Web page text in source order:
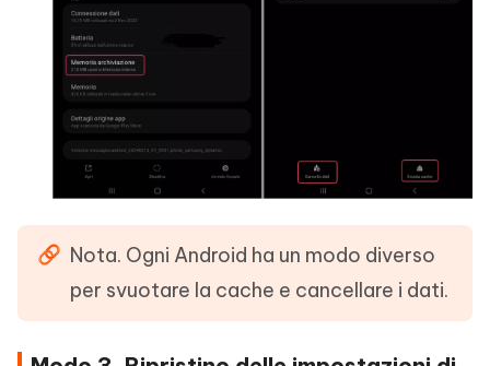
Nota. Ogni Android ha un modo diverso
per svuotare la cache e cancellare i dati.